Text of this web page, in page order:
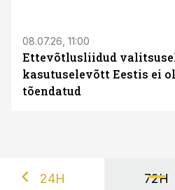
08.07.26, 11:00
Ettevõtlusliidud
kasutuselevõtt Eestis ei
tõendatud
24H 72H